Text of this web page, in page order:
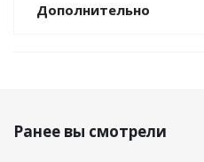
Дополнительно
Ранее вы смотрели